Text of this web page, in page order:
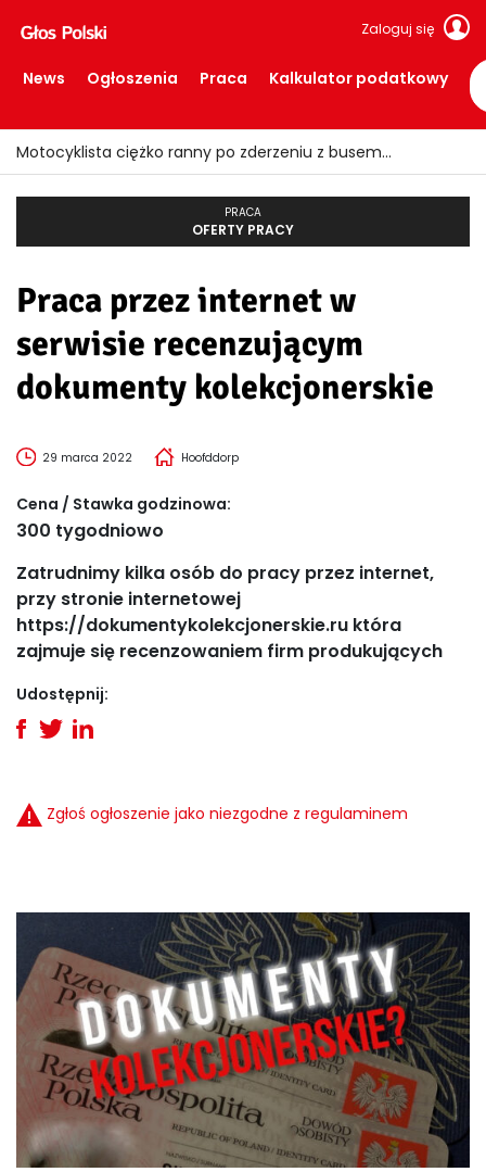
Zaloguj się
News Ogłoszenia Praca Kalkulator podatkowy
Motocyklista ciężko ranny po zderzeniu z busem
PRACA
OFERTY PRACY
Praca przez internet w
serwisie recenzującym
dokumenty kolekcjonerskie
29 marca 2022 Hoofddorp
Cena / Stawka godzinowa:
300 tygodniowo
Zatrudnimy kilka osób do pracy przez internet,
przy stronie internetowej
https://dokumentykolekcjonerskie.ru która
zajmuje się recenzowaniem firm produkujących
Udostępnij:
Zgłoś ogłoszenie jako niezgodne z regulaminem